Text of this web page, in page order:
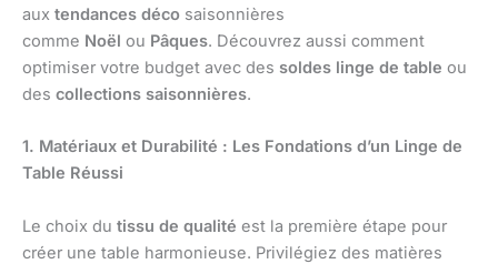
aux tendances déco saisonnières
comme Noël ou Pâques. Découvrez aussi comment
optimiser votre budget avec des soldes linge de table ou
des collections saisonnières.
1. Matériaux et Durabilité : Les Fondations d’un Linge de
Table Réussi
Le choix du tissu de qualité est la première étape pour
créer une table harmonieuse. Privilégiez des matières